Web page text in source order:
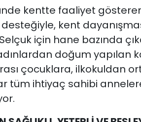
kentte faaliyet
kent
için hane bazında
doğum yapılan
çocuklara, ilkokuldan
tüm ihtiyaç sahibi